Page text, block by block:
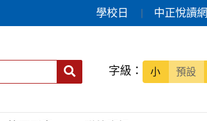
學校日 中正悅讀網
送出 字級： 小 預設